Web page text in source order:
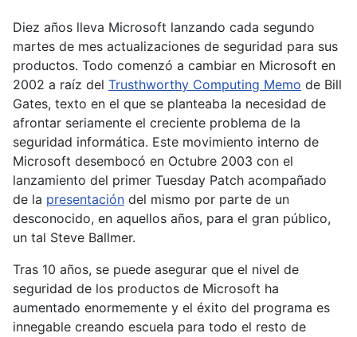
Diez años lleva Microsoft lanzando cada segundo
martes de mes actualizaciones de seguridad para sus
productos. Todo comenzó a cambiar en Microsoft en
2002 a raíz del Trusthworthy Computing Memo de Bill
Gates, texto en el que se planteaba la necesidad de
afrontar seriamente el creciente problema de la
seguridad informática. Este movimiento interno de
Microsoft desembocó en Octubre 2003 con el
lanzamiento del primer Tuesday Patch acompañado
de la presentación del mismo por parte de un
desconocido, en aquellos años, para el gran público,
un tal Steve Ballmer.
Tras 10 años, se puede asegurar que el nivel de
seguridad de los productos de Microsoft ha
aumentado enormemente y el éxito del programa es
innegable creando escuela para todo el resto de